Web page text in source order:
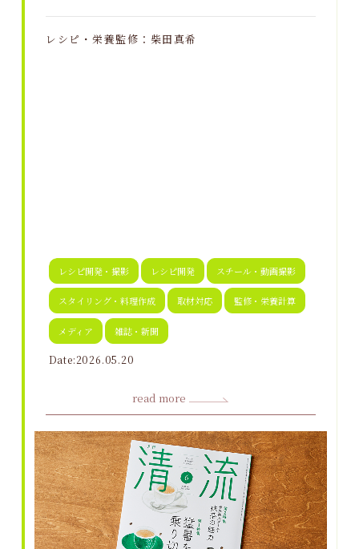
レシピ・栄養監修：柴田真希
レシピ開発・撮影 レシピ開発 スチール・動画撮影
スタイリング・料理作成 取材対応 監修・栄養計算
メディア 雑誌・新聞
Date:2026.05.20
read more